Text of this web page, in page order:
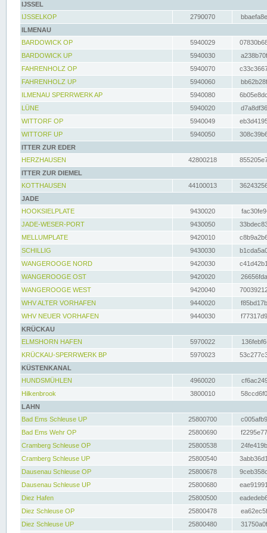
IJSSEL
IJSSELKOP
2790070
ILMENAU
BARDOWICK OP
5940029
BARDOWICK UP
5940030
FAHRENHOLZ OP
5940070
FAHRENHOLZ UP
5940060
ILMENAU SPERRWERK AP
5940080
LÜNE
5940020
WITTORF OP
5940049
WITTORF UP
5940050
ITTER ZUR EDER
HERZHAUSEN
42800218
ITTER ZUR DIEMEL
KOTTHAUSEN
44100013
JADE
HOOKSIELPLATE
9430020
JADE-WESER-PORT
9430050
MELLUMPLATE
9420010
SCHILLIG
9430030
WANGEROOGE NORD
9420030
WANGEROOGE OST
9420020
WANGEROOGE WEST
9420040
WHV ALTER VORHAFEN
9440020
WHV NEUER VORHAFEN
9440030
KRÜCKAU
ELMSHORN HAFEN
5970022
KRÜCKAU-SPERRWERK BP
5970023
KÜSTENKANAL
HUNDSMÜHLEN
4960020
Hilkenbrook
3800010
LAHN
Bad Ems Schleuse UP
25800700
Bad Ems Wehr OP
25800690
Cramberg Schleuse OP
25800538
Cramberg Schleuse UP
25800540
Dausenau Schleuse OP
25800678
Dausenau Schleuse UP
25800680
Diez Hafen
25800500
Diez Schleuse OP
25800478
Diez Schleuse UP
25800480